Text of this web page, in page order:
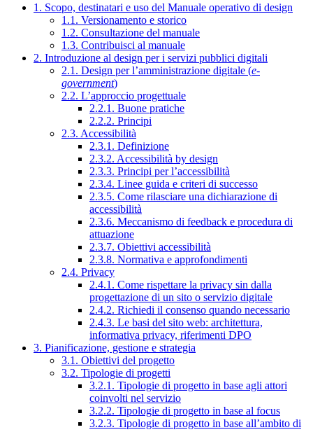
1. Scopo, destinatari e uso del Manuale operativo di design
1.1. Versionamento e storico
1.2. Consultazione del manuale
1.3. Contribuisci al manuale
2. Introduzione al design per i servizi pubblici digitali
2.1. Design per l’amministrazione digitale (e-
government)
2.2. L’approccio progettuale
2.2.1. Buone pratiche
2.2.2. Principi
2.3. Accessibilità
2.3.1. Definizione
2.3.2. Accessibilità by design
2.3.3. Principi per l’accessibilità
2.3.4. Linee guida e criteri di successo
2.3.5. Come rilasciare una dichiarazione di
accessibilità
2.3.6. Meccanismo di feedback e procedura di
attuazione
2.3.7. Obiettivi accessibilità
2.3.8. Normativa e approfondimenti
2.4. Privacy
2.4.1. Come rispettare la privacy sin dalla
progettazione di un sito o servizio digitale
2.4.2. Richiedi il consenso quando necessario
2.4.3. Le basi del sito web: architettura,
informativa privacy, riferimenti DPO
3. Pianificazione, gestione e strategia
3.1. Obiettivi del progetto
3.2. Tipologie di progetti
3.2.1. Tipologie di progetto in base agli attori
coinvolti nel servizio
3.2.2. Tipologie di progetto in base al focus
3.2.3. Tipologie di progetto in base all’ambito di